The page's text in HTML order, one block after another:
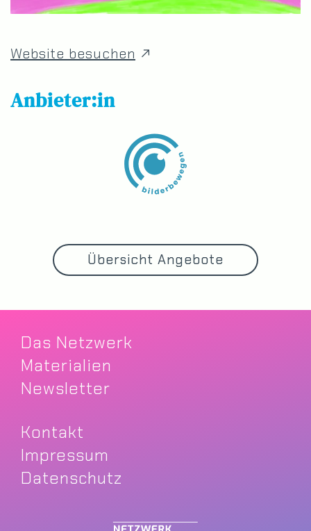
Website besuchen
Anbieter:in
Übersicht Angebote
Das Netzwerk
Materialien
Newsletter
Kontakt
Impressum
Datenschutz